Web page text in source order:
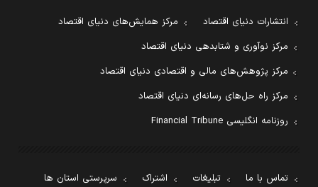
انتشارات دنیای اقتصاد
مرکز همایش‌های دنیای اقتصاد
مرکز نوآوری و شتابدهی دنیای اقتصاد
مرکز پژوهش‌های مالی و اقتصادی دنیای اقتصاد
مرکز راه حل‌های رسانه‌ای دنیای اقتصاد
روزنامه انگلیسی Financial Tribune
تماس با ما تبلیغات اشتراک
سرپرستی استان ها